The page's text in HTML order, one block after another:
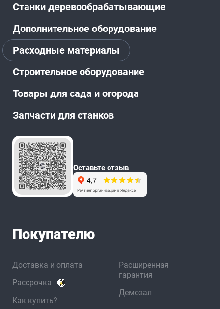
Станки деревообрабатывающие
Дополнительное оборудование
Расходные материалы
Строительное оборудование
Товары для сада и огорода
Запчасти для станков
Оставьте отзыв
Покупателю
Доставка и оплата
Рассрочка
Как купить?
Расширенная
гарантия
Демозал